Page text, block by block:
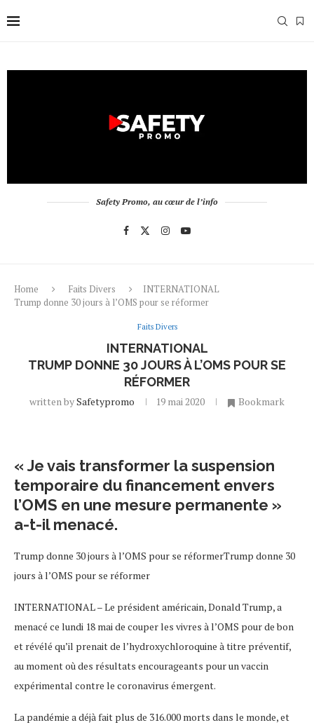
Safety Promo, au cœur de l’info
Home Faits Divers
INTERNATIONAL
Trump donne 30 jours à l’OMS pour se réformer
Faits Divers
INTERNATIONAL
TRUMP DONNE 30 JOURS À L’OMS POUR SE
RÉFORMER
written bySafetypromo 19 mai 2020 Bookmark
« Je vais transformer la suspension
temporaire du financement envers
l’OMS en une mesure permanente »
a-t-il menacé.
Trump donne 30 jours à l’OMS pour se réformerTrump donne 30
jours à l’OMS pour se réformer
INTERNATIONAL – Le président américain, Donald Trump, a
menacé ce lundi 18 mai de couper les vivres à l’OMS pour de bon
et révélé qu’il prenait de l’hydroxychloroquine à titre préventif,
au moment où des résultats encourageants pour un vaccin
expérimental contre le coronavirus émergent.
La pandémie a déjà fait plus de 316.000 morts dans le monde, et